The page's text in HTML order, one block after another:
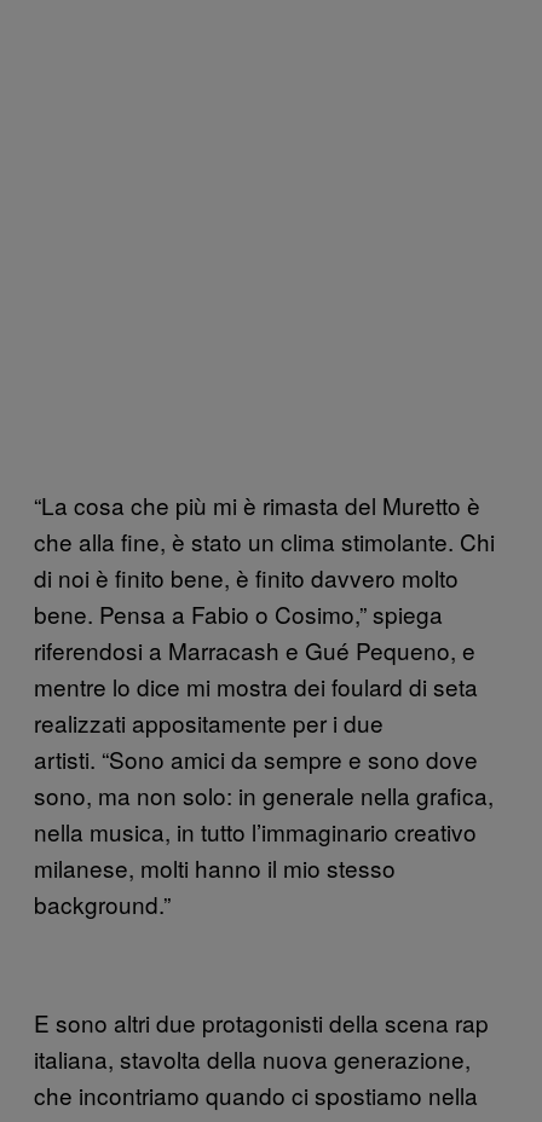
“La cosa che più mi è rimasta del Muretto è
che alla fine, è stato un clima stimolante. Chi
di noi è finito bene, è finito davvero molto
bene. Pensa a Fabio o Cosimo,” spiega
riferendosi a Marracash e Gué Pequeno, e
mentre lo dice mi mostra dei foulard di seta
realizzati appositamente per i due
artisti. “Sono amici da sempre e sono dove
sono, ma non solo: in generale nella grafica,
nella musica, in tutto l’immaginario creativo
milanese, molti hanno il mio stesso
background.”
E sono altri due protagonisti della scena rap
italiana, stavolta della nuova generazione,
che incontriamo quando ci spostiamo nella